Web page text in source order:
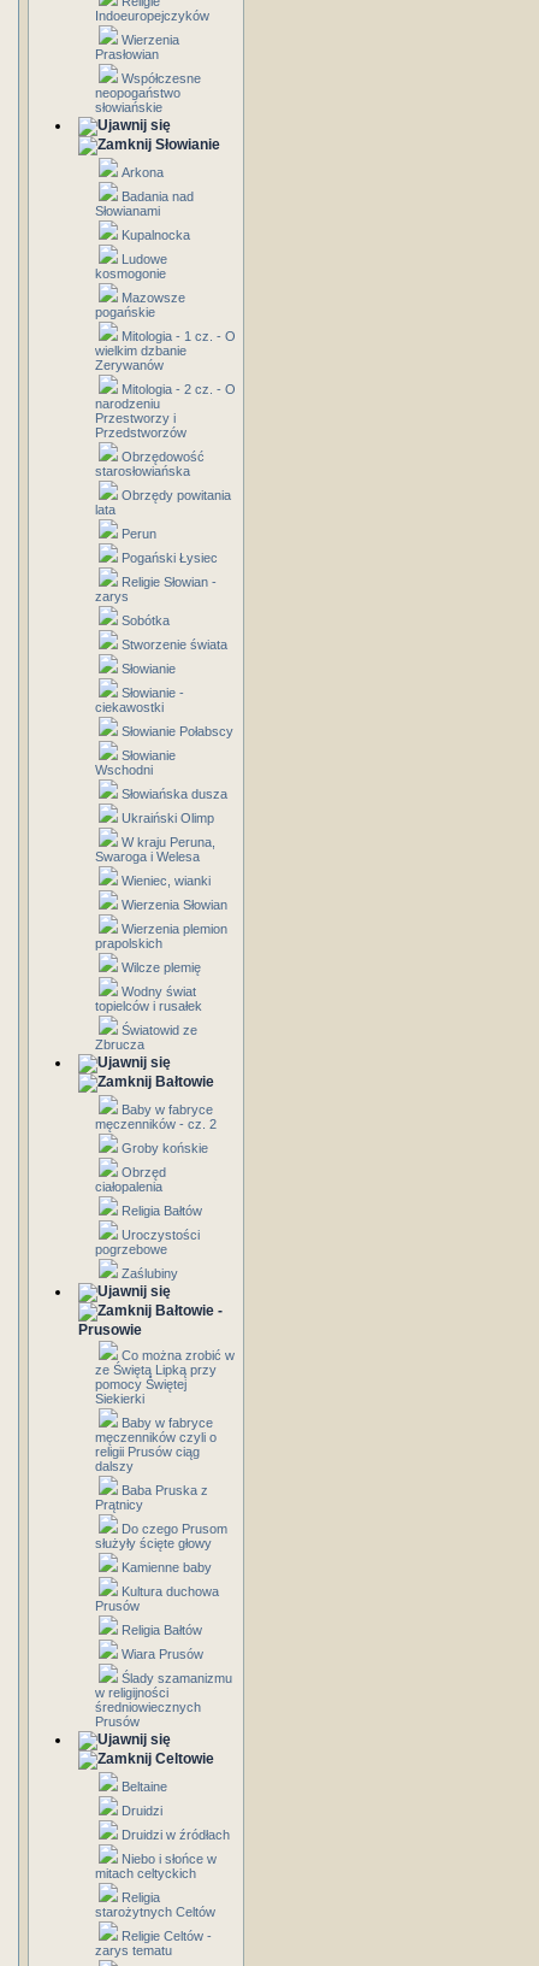
Indoeuropejczyków
Wierzenia
Prasłowian
Współczesne
neopogaństwo
słowiańskie
Słowianie
Arkona
Badania nad
Słowianami
Kupalnocka
Ludowe
kosmogonie
Mazowsze
pogańskie
Mitologia - 1 cz. - O
wielkim dzbanie
Zerywanów
Mitologia - 2 cz. - O
narodzeniu
Przestworzy i
Przedstworzów
Obrzędowość
starosłowiańska
Obrzędy powitania
lata
Perun
Pogański Łysiec
Religie Słowian -
zarys
Sobótka
Stworzenie świata
Słowianie
Słowianie -
ciekawostki
Słowianie Połabscy
Słowianie
Wschodni
Słowiańska dusza
Ukraiński Olimp
W kraju Peruna,
Swaroga i Welesa
Wieniec, wianki
Wierzenia Słowian
Wierzenia plemion
prapolskich
Wilcze plemię
Wodny świat
topielców i rusałek
Światowid ze
Zbrucza
Bałtowie
Baby w fabryce
męczenników - cz. 2
Groby końskie
Obrzęd
ciałopalenia
Religia Bałtów
Uroczystości
pogrzebowe
Zaślubiny
Bałtowie -
Prusowie
Co można zrobić w
ze Świętą Lipką przy
pomocy Świętej
Siekierki
Baby w fabryce
męczenników czyli o
religii Prusów ciąg
dalszy
Baba Pruska z
Prątnicy
Do czego Prusom
służyły ścięte głowy
Kamienne baby
Kultura duchowa
Prusów
Religia Bałtów
Wiara Prusów
Ślady szamanizmu
w religijności
średniowiecznych
Prusów
Celtowie
Beltaine
Druidzi
Druidzi w źródłach
Niebo i słońce w
mitach celtyckich
Religia
starożytnych Celtów
Religie Celtów -
zarys tematu